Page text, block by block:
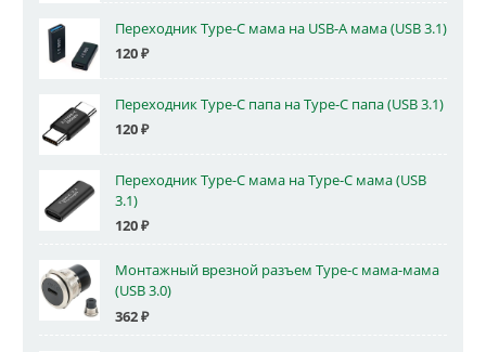
Переходник Type-C мама на USB-A мама (USB 3.1)
120₽
Переходник Type-C папа на Type-C папа (USB 3.1)
120₽
Переходник Type-C мама на Type-C мама (USB
3.1)
120₽
Монтажный врезной разъем Type-c мама-мама
(USB 3.0)
362₽